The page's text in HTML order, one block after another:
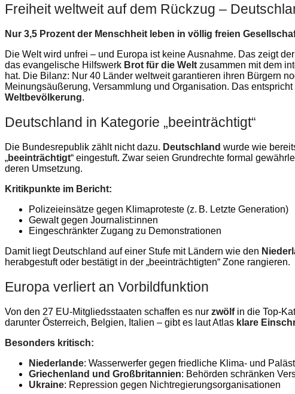
Freiheit weltweit auf dem Rückzug –
Nur 3,5 Prozent der Menschheit leben in völlig freien
Die Welt wird unfrei – und Europa ist keine Ausnahme. Das zeigt
das evangelische Hilfswerk Brot für die Welt zusammen mit dem
hat. Die Bilanz: Nur 40 Länder weltweit garantieren ihren Bürgern
Meinungsäußerung, Versammlung und Organisation. Das entspricht
Weltbevölkerung.
Deutschland in Kategorie „beeinträchtigt“
Die Bundesrepublik zählt nicht dazu. Deutschland wurde wie
„beeinträchtigt“ eingestuft. Zwar seien Grundrechte formal
deren Umsetzung.
Kritikpunkte im Bericht:
Polizeieinsätze gegen Klimaproteste (z. B. Letzte Generation)
Gewalt gegen Journalist:innen
Eingeschränkter Zugang zu Demonstrationen
Damit liegt Deutschland auf einer Stufe mit Ländern wie den
herabgestuft oder bestätigt in der „beeinträchtigten“ Zone rangieren.
Europa verliert an Vorbildfunktion
Von den 27 EU-Mitgliedsstaaten schaffen es nur zwölfin die Top-
darunter Österreich, Belgien, Italien – gibt es laut Atlas klare
Besonders kritisch:
Niederlande: Wasserwerfer gegen friedliche Klima- und
Griechenland und Großbritannien: Behörden schränken
Ukraine: Repression gegen Nichtregierungsorganisationen